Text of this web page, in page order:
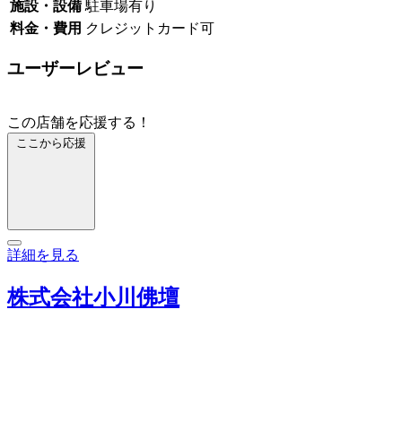
施設・設備 駐車場有り
料金・費用 クレジットカード可
ユーザーレビュー
この店舗を応援する！
ここから応援
詳細を見る
株式会社小川佛壇